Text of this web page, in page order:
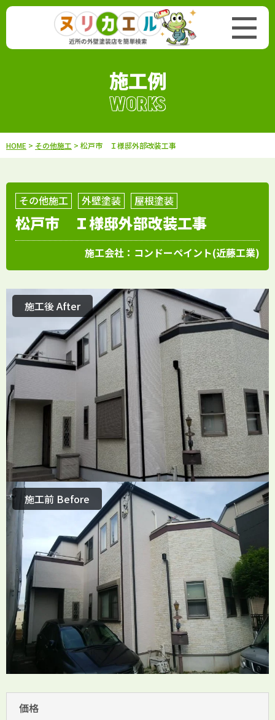
施工例
WORKS
HOME > その他施工 > 松戸市 Ｉ様邸外部改装工事
その他施工 外壁塗装 屋根塗装
松戸市 Ｉ様邸外部改装工事
施工会社： コンドーペイント(近藤工業)
施工前 Before
施工後 After
価格